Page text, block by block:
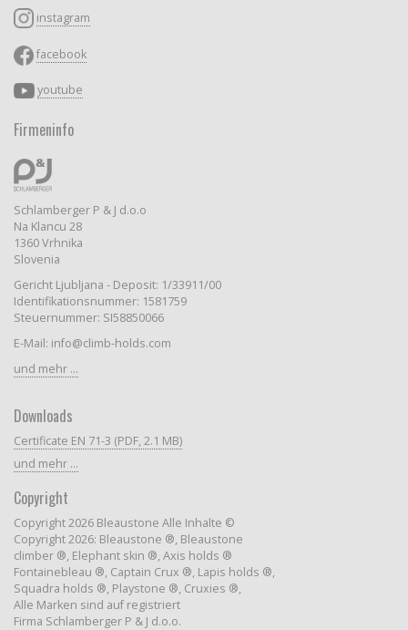
instagram
facebook
youtube
Firmeninfo
Schlamberger P & J d.o.o
Na Klancu 28
1360 Vrhnika
Slovenia
Gericht Ljubljana - Deposit: 1/33911/00
Identifikationsnummer: 1581759
Steuernummer: SI58850066
E-Mail: info@climb-holds.com
und mehr ...
Downloads
Certificate EN 71-3 (PDF, 2.1 MB)
und mehr ...
Copyright
Copyright 2026 Bleaustone Alle Inhalte ©
Copyright 2026: Bleaustone ®, Bleaustone
climber ®, Elephant skin ®, Axis holds ®
Fontainebleau ®, Captain Crux ®, Lapis holds ®,
Squadra holds ®, Playstone ®, Cruxies ®,
Alle Marken sind auf registriert
Firma Schlamberger P & J d.o.o.